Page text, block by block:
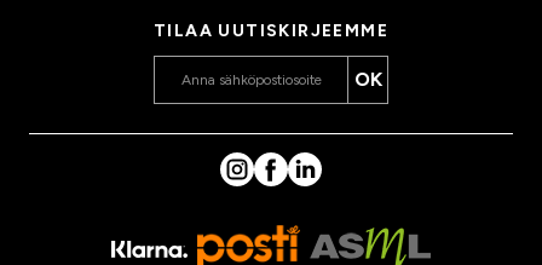
TILAA UUTISKIRJEEMME
OK